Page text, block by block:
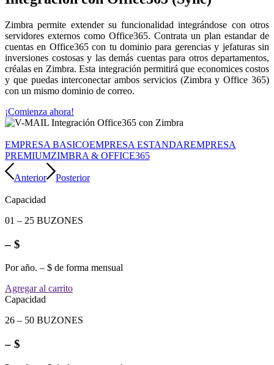
Zimbra permite extender su funcionalidad integrándose con otros
servidores externos como Office365. Contrata un plan estandar de
cuentas en Office365 con tu dominio para gerencias y jefaturas sin
inversiones costosas y las demás cuentas para otros departamentos,
créalas en Zimbra. Esta integración permitirá que economices costos
y que puedas interconectar ambos servicios (Zimbra y Office 365)
con un mismo dominio de correo.
¡Comienza ahora!
EMPRESA BASICOEMPRESA ESTANDAREMPRESA
PREMIUMZIMBRA & OFFICE365
Anterior Posterior
Capacidad
01 – 25 BUZONES
– $
Por año. – $ de forma mensual
Agregar al carrito
Capacidad
26 – 50 BUZONES
– $